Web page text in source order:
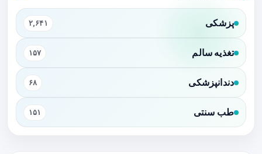
پزشکی ۲,۶۴۱
تغذیه سالم ۱۵۷
دندانپزشکی ۶۸
طب سنتی ۱۵۱